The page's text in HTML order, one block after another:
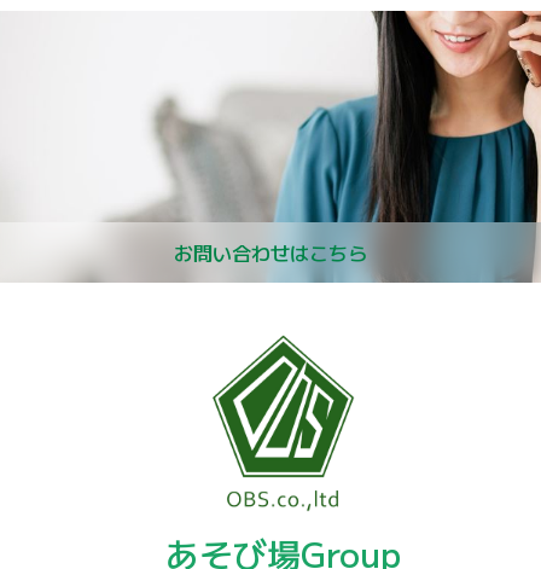
お問い合わせはこちら
あそび場Group